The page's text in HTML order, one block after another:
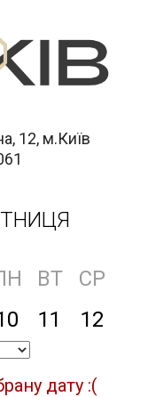
12, м.Київ
ВТ
СР
11 12
дату :(